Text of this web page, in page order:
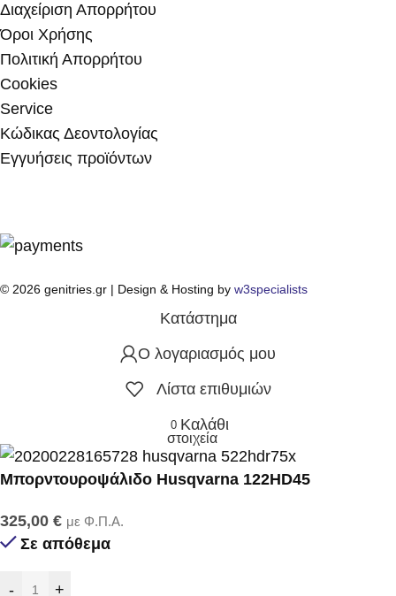
Διαχείριση Απορρήτου
Όροι Χρήσης
Πολιτική Απορρήτου
Cookies
Service
Κώδικας Δεοντολογίας
Εγγυήσεις προϊόντων
© 2026 genitries.gr | Design & Hosting by w3specialists
Κατάστημα
Ο λογαριασμός μου
Λίστα επιθυμιών
0
στοιχεία
Καλάθι
Μπορντουροψάλιδο Husqvarna 122HD45
325,00 € με Φ.Π.Α.
Σε απόθεμα
- +